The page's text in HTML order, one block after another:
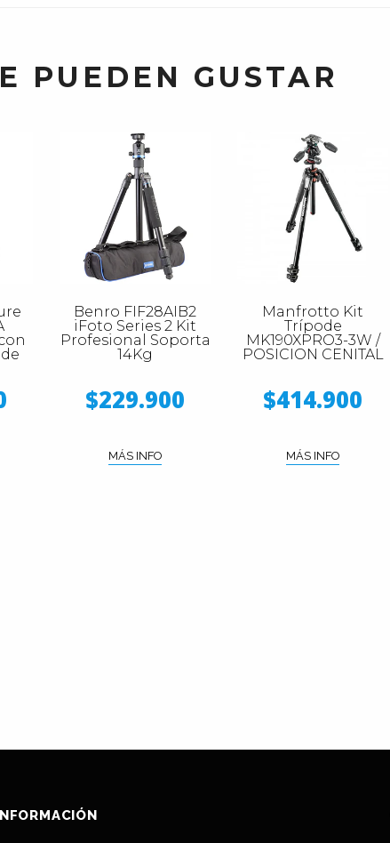
PUEDEN GUSTAR
Benro FIF28AIB2
iFoto Series 2 Kit
Profesional Soporta
14Kg
$229.900
MÁS INFO
Manfrotto Kit
Trípode
MK190XPRO3-3W /
POSICION CENITAL
$414.900
MÁS INFO